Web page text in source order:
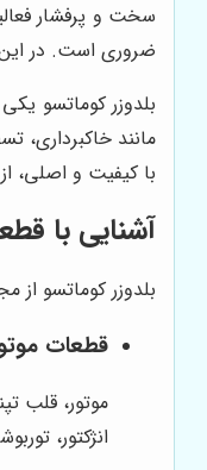
سخت و پرفشار
ضروری است. در این
بلدوزر کوماتسو
مانند
با کیفیت و اصلی،
آشنایی با
بلدوزر کوماتسو
قطعات
موتور، قلب
انژکتور،